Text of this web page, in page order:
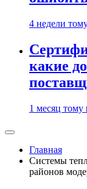
4 недели
какие
1 месяц тому
Главная
Системы
районов